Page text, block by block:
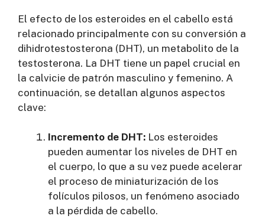
El efecto de los esteroides en el cabello está
relacionado principalmente con su conversión a
dihidrotestosterona (DHT), un metabolito de la
testosterona. La DHT tiene un papel crucial en
la calvicie de patrón masculino y femenino. A
continuación, se detallan algunos aspectos
clave:
Incremento de DHT: Los esteroides
pueden aumentar los niveles de DHT en
el cuerpo, lo que a su vez puede acelerar
el proceso de miniaturización de los
folículos pilosos, un fenómeno asociado
a la pérdida de cabello.